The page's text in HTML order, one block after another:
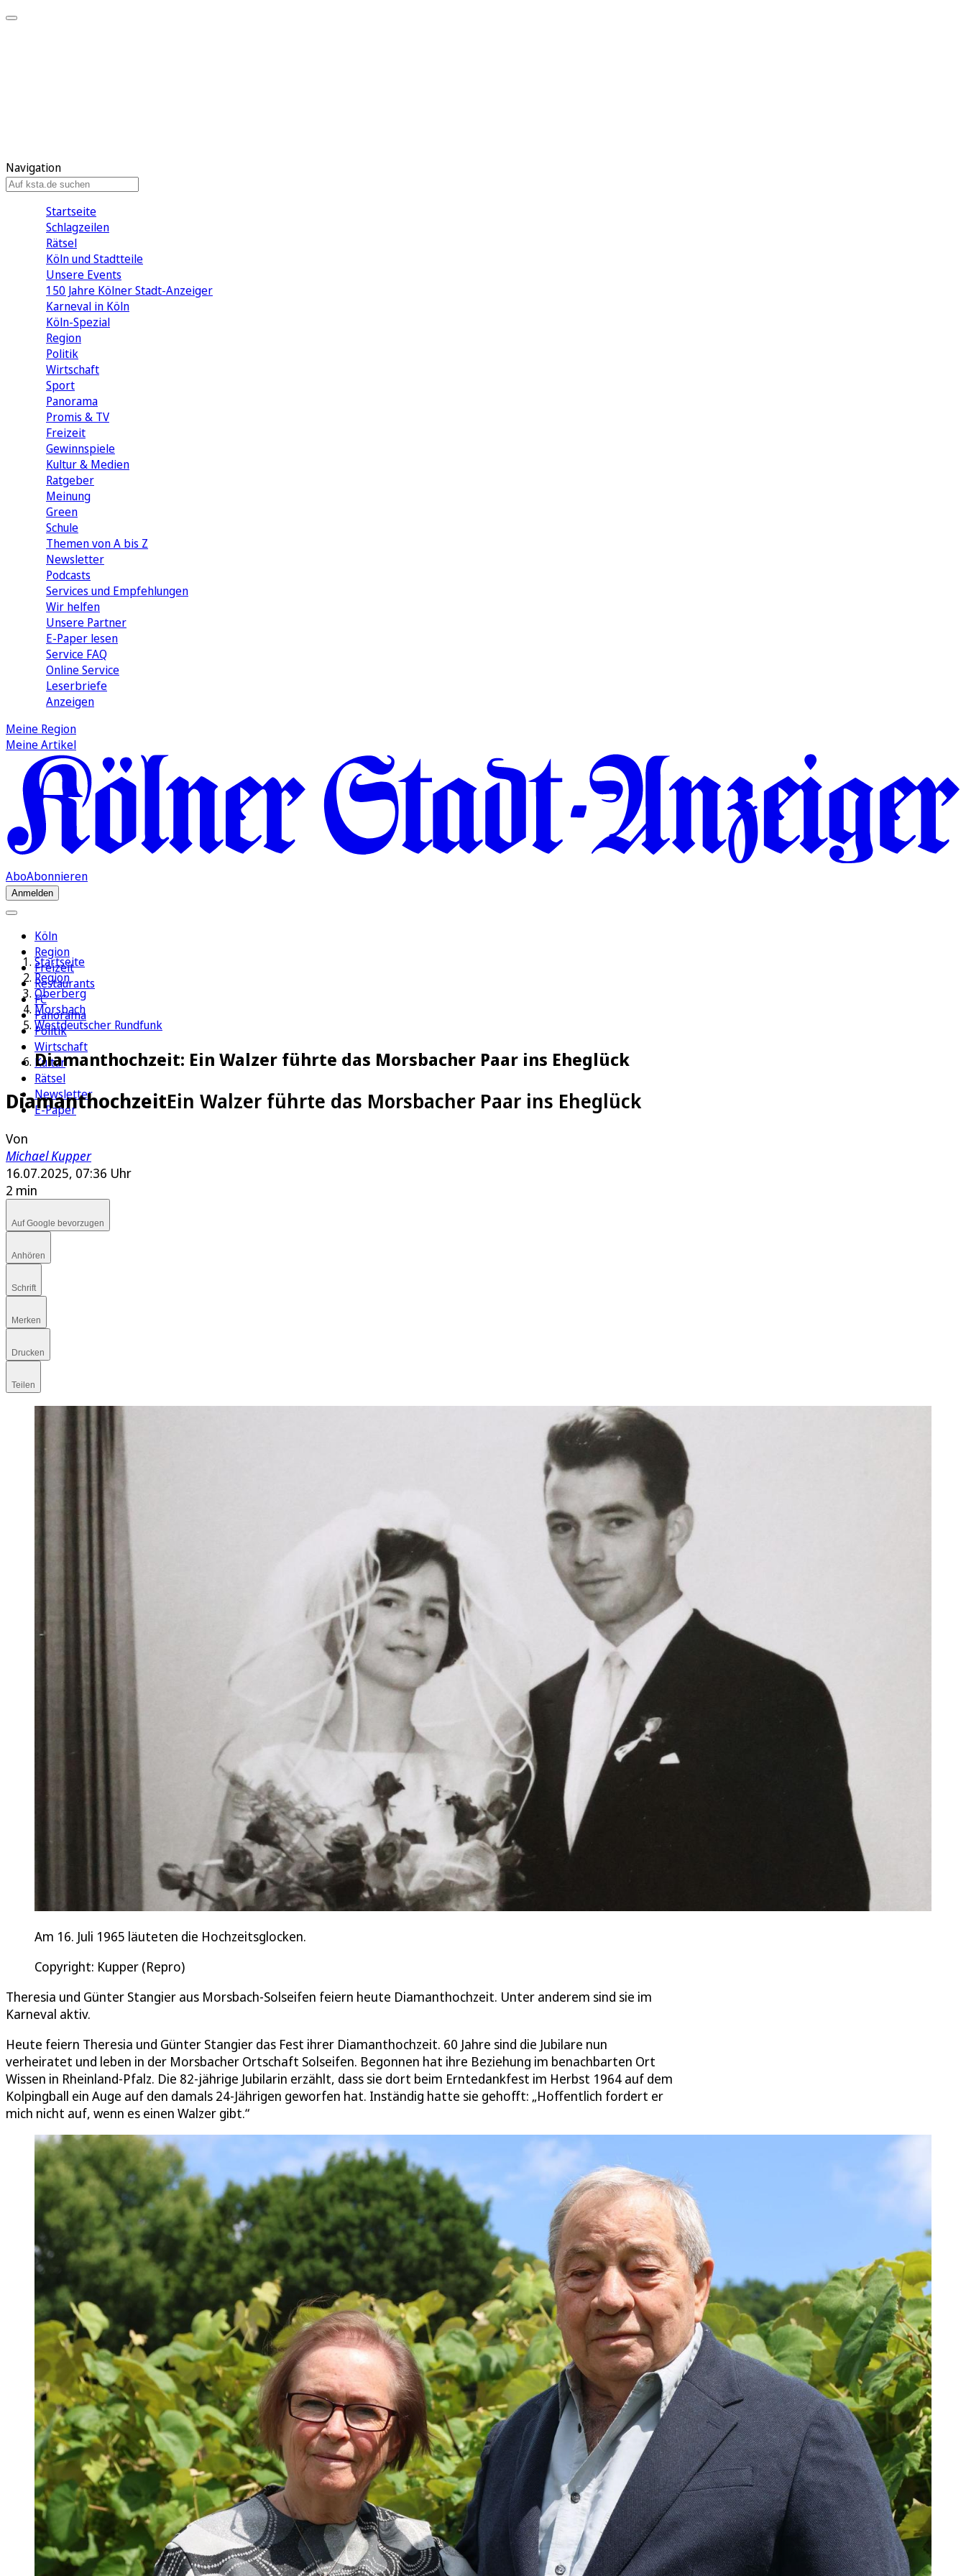
Navigation
Startseite
Schlagzeilen
Rätsel
Köln und Stadtteile
Unsere Events
150 Jahre Kölner Stadt-Anzeiger
Karneval in Köln
Köln-Spezial
Region
Politik
Wirtschaft
Sport
Panorama
Promis & TV
Freizeit
Gewinnspiele
Kultur & Medien
Ratgeber
Meinung
Green
Schule
Themen von A bis Z
Newsletter
Podcasts
Services und Empfehlungen
Wir helfen
Unsere Partner
E-Paper lesen
Service FAQ
Online Service
Leserbriefe
Anzeigen
Meine Region
Meine Artikel
AboAbonnieren
Anmelden
Köln
Region
Freizeit
Restaurants
FC
Panorama
Politik
Wirtschaft
Kultur
Rätsel
Newsletter
E-Paper
Startseite
Region
Oberberg
Morsbach
Westdeutscher Rundfunk
Diamanthochzeit: Ein Walzer führte das Morsbacher Paar ins Eheglück
DiamanthochzeitEin Walzer führte das Morsbacher Paar ins Eheglück
Von
Michael Kupper
16.07.2025, 07:36 Uhr
2 min
Auf Google bevorzugen
Anhören
Schrift
Merken
Drucken
Teilen
Am 16. Juli 1965 läuteten die Hochzeitsglocken.
Copyright: Kupper (Repro)
Theresia und Günter Stangier aus Morsbach-Solseifen feiern heute Diamanthochzeit. Unter anderem sind sie im
Karneval aktiv.
Heute feiern Theresia und Günter Stangier das Fest ihrer Diamanthochzeit. 60 Jahre sind die Jubilare nun
verheiratet und leben in der Morsbacher Ortschaft Solseifen. Begonnen hat ihre Beziehung im benachbarten Ort
Wissen in Rheinland-Pfalz. Die 82-jährige Jubilarin erzählt, dass sie dort beim Erntedankfest im Herbst 1964 auf dem
Kolpingball ein Auge auf den damals 24-Jährigen geworfen hat. Inständig hatte sie gehofft: „Hoffentlich fordert er
mich nicht auf, wenn es einen Walzer gibt.“